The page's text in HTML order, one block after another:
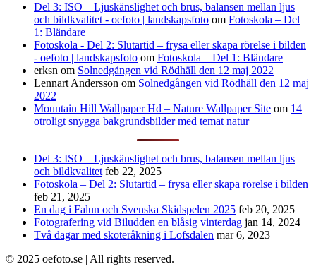
Del 3: ISO – Ljuskänslighet och brus, balansen mellan ljus
och bildkvalitet - oefoto | landskapsfoto om Fotoskola – Del
1: Bländare
Fotoskola - Del 2: Slutartid – frysa eller skapa rörelse i bilden
- oefoto | landskapsfoto om Fotoskola – Del 1: Bländare
erksn om Solnedgången vid Rödhäll den 12 maj 2022
Lennart Andersson om Solnedgången vid Rödhäll den 12 maj
2022
Mountain Hill Wallpaper Hd – Nature Wallpaper Site om 14
otroligt snygga bakgrundsbilder med temat natur
Del 3: ISO – Ljuskänslighet och brus, balansen mellan ljus
och bildkvalitet feb 22, 2025
Fotoskola – Del 2: Slutartid – frysa eller skapa rörelse i bilden
feb 21, 2025
En dag i Falun och Svenska Skidspelen 2025 feb 20, 2025
Fotografering vid Biludden en blåsig vinterdag jan 14, 2024
Två dagar med skoteråkning i Lofsdalen mar 6, 2023
© 2025 oefoto.se | All rights reserved.